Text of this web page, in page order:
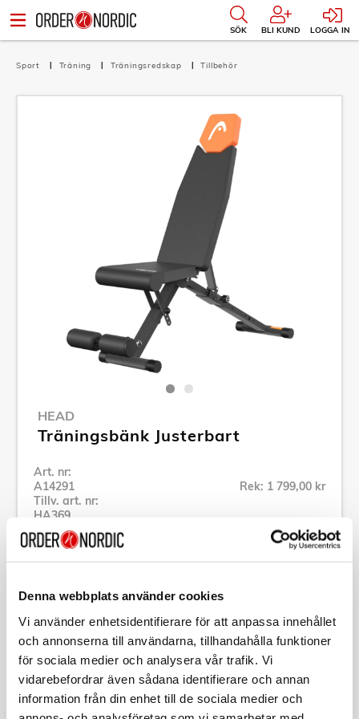
Denna webbplats använder cookies
Vi använder enhetsidentifierare för att anpassa innehållet
och annonserna till användarna, tillhandahålla funktioner
för sociala medier och analysera vår trafik. Vi
vidarebefordrar även sådana identifierare och annan
information från din enhet till de sociala medier och
SÖK BLI KUND LOGGA IN
Sport Träning Träningsredskap Tillbehör
HEAD
Träningsbänk Justerbart
Art. nr:
A14291
Tillv. art. nr:
HA369
Rek: 1 799,00 kr
Se alla produkter inom HEAD
Specifikation
Beskrivning
Art. nr:A14291